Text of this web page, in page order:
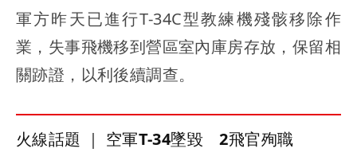
軍方昨天已進行T-34C型教練機殘骸移除作
業，失事飛機移到營區室內庫房存放，保留相
關跡證，以利後續調查。
火線話題 ｜ 空軍T-34墜毀 2飛官殉職